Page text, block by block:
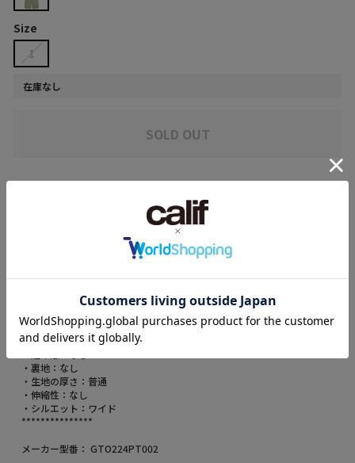
Size
1
在庫なし
SOLD OUT
・秋冬に最適な温かみのある生地です。
・チビTなどコンパクトなトップスとの合わせがおすすめです。
***************
・裏地：なし
・生地の厚さ：普通
・伸縮性：なし
・シルエット：ワイド
***************
メーカー型番： GTO224PT002